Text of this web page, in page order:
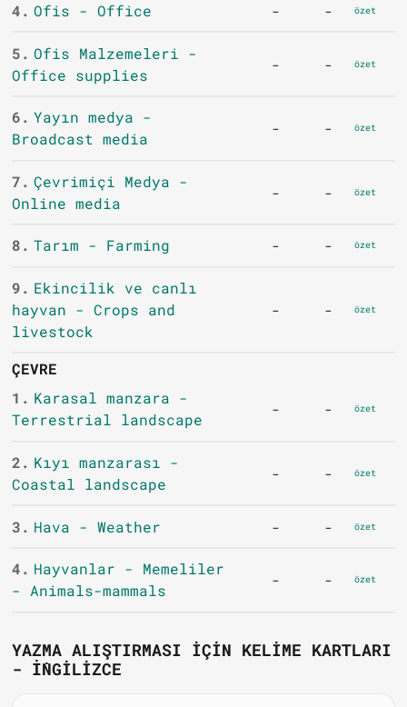
4. Ofis - Office - - özet
5. Ofis Malzemeleri -
Office supplies
- - özet
6. Yayın medya -
Broadcast media
- - özet
7. Çevrimiçi Medya -
Online media
- - özet
8. Tarım - Farming - - özet
9. Ekincilik ve canlı
hayvan - Crops and
livestock
- - özet
ÇEVRE
1. Karasal manzara -
Terrestrial landscape
- - özet
2. Kıyı manzarası -
Coastal landscape
- - özet
3. Hava - Weather - - özet
4. Hayvanlar - Memeliler
- Animals-mammals
- - özet
YAZMA ALIŞTIRMASI IÇIN KELIME KARTLARI
- İNGILIZCE